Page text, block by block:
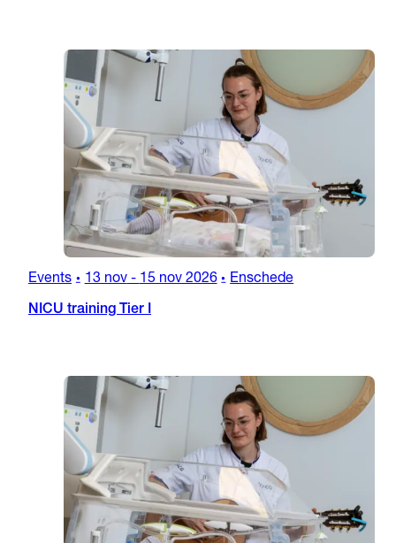
Events • 13 nov-15 nov 2026 • Enschede
NICU training Tier I